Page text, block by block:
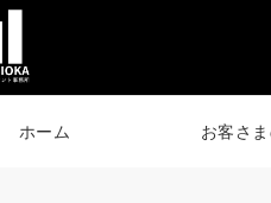
ホーム お客さ